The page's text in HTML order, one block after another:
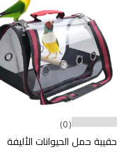
(0)
حقيبة حمل الحيوانات الأليفة